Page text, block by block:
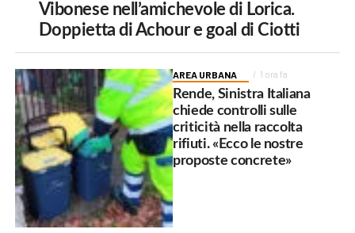
Vibonese nell’amichevole di Lorica.
Doppietta di Achour e goal di Ciotti
AREA URBANA 1 ora fa
Rende, Sinistra Italiana
chiede controlli sulle
criticità nella raccolta
rifiuti. «Ecco le nostre
proposte concrete»